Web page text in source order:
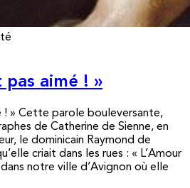
pas aimé ! »
! » Cette parole bouleversante,
de Catherine de Sienne, en
le dominicain Raymond de
criait dans les rues : « L’Amour
notre ville d’Avignon où elle